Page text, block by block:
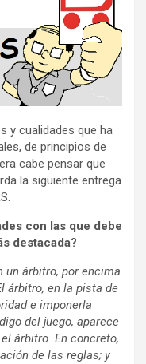
y cualidades que ha
de principios de
cabe pensar que
la siguiente entrega
con las que debe
destacada?
un árbitro, por encima
árbitro, en la pista de
e imponerla
del juego, aparece
árbitro. En concreto,
de las reglas; y